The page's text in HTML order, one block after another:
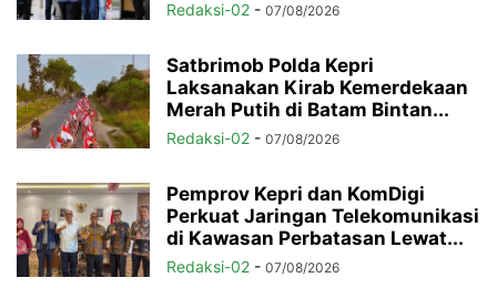
Redaksi-02 - 07/08/2026
Satbrimob Polda Kepri
Laksanakan Kirab Kemerdekaan
Merah Putih di Batam Bintan...
Redaksi-02 - 07/08/2026
Pemprov Kepri dan KomDigi
Perkuat Jaringan Telekomunikasi
di Kawasan Perbatasan Lewat...
Redaksi-02 - 07/08/2026